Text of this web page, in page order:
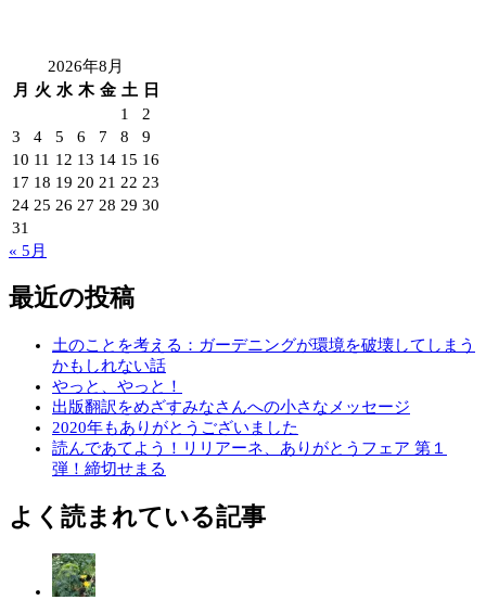
2026年8月
月
火 水 木 金 土
日
1
2
3
4 5 6 7 8
9
10 11 12 13 14 15 16
17 18 19 20 21 22 23
24 25 26 27 28 29 30
31
« 5月
最近の投稿
土のことを考える：ガーデニングが環境を破壊してしまう
かもしれない話
やっと、やっと！
出版翻訳をめざすみなさんへの小さなメッセージ
2020年もありがとうございました
読んであてよう！リリアーネ、ありがとうフェア 第１
弾！締切せまる
よく読まれている記事